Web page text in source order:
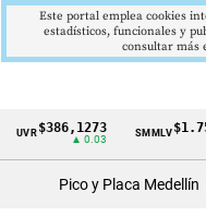
Cintillo
UVR$386,1273
▲ 0.03
SMMLV
Pico y Placa Medellín
Este portal emplea cookies
estadísticos, funcionales y
consultar más